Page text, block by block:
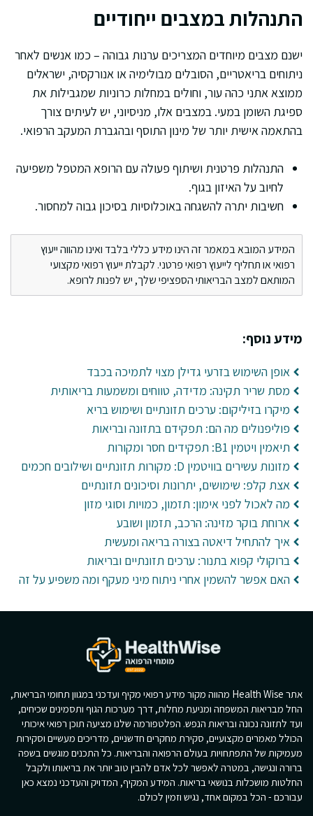
התנהלות במצבים ייחודיים
ישנם מצבים מיוחדים המצריכים ערנות גבוהה – כמו אנשים לאחר
ניתוחים בריאטריים, הסובלים מבולימיה או אנורקסיה, ישראלים
ממוצא אתני כהה עור, וחולים במחלות כרוניות שמגבילות את
ספיגת השומן במעי. במצבים אלו, מניסיוני, יש לעיתים צורך
בהתאמה אישית יותר של מינון התוסף ובהגברת המעקב הרפואי.
התנהלות פרטנית ושיתוף פעולה עם הרופא המטפל משפיעה
לחיוב על האיזון בגוף.
חשיבות יתרה להשגחה באוכלוסיות בסיכון גבוה למחסור.
המידע המובא במאמר זה הינו מידע כללי בלבד ואינו מהווה ייעוץ
רפואי או תחליף לייעוץ רפואי פרטני. לקבלת ייעוץ רפואי מקצועי
המותאם למצב הבריאותי הספציפי שלך, יש לפנות לרופא.
מידע נוסף:
אופן השימוש בזרעי גדילן מצוי לתמיכה בכבד
מסת שריר תקינה: מדידה, טווחים ומשמעות בריאותית
מיקרו בזיליקום: ערכים תזונתיים ושימוש בריא
פוליפנולים מה הם: תפקידם בתזונה ובריאות
תיאמין ויטמין B1: תפקידים חסר ומקורות
מזונות עשירים בוויטמין D: מקורות תזונתיים ושילובים חכמים
אצת קלפ: שימושים, יתרונות וסיכונים תזונתיים
מה לאכול לפני אימון: תזמון, כמויות וסוגי מזון
ארוחת בוקר מזינה: הרכב, תזמון ושובע
איך להתחיל דיאטה בצורה בריאה ומעשית
ברוקולי קפוא בתנור: ערכים תזונתיים ובריאות
האם אפשר להשמין אחרי ניתוח מיני מעקף ומה משפיע על זה
אתר Health Wise מהווה מקור מידע רפואי מקיף ועדכני במגוון תחומי הבריאות,
החל מבריאות המשפחה ומניעת מחלות, דרך מערכות הגוף ותסמינים שכיחים,
ועד לתזונה נכונה ובריאות הנפש. הפלטפורמה שלנו מציעה תוכן רפואי איכותי
הכולל מאמרים מקצועיים, סקירת מחקרים חדשניים, מדריכים מעשיים וסקירות
מעמיקות של התפתחויות בעולם הרפואה והבריאות. כל התכנים מוגשים בשפה
ברורה ונגישה, במטרה לאפשר לכל אדם להבין טוב יותר את בריאותו ולקבל
החלטות מושכלות בנושאי בריאות. המידע המקיף, המדויק והעדכני נמצא כאן
עבורכם - הכל במקום אחד, נגיש וזמין לכולם.